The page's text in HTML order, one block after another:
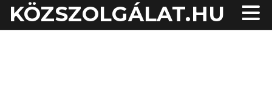
KÖZSZOLGÁLAT.HU